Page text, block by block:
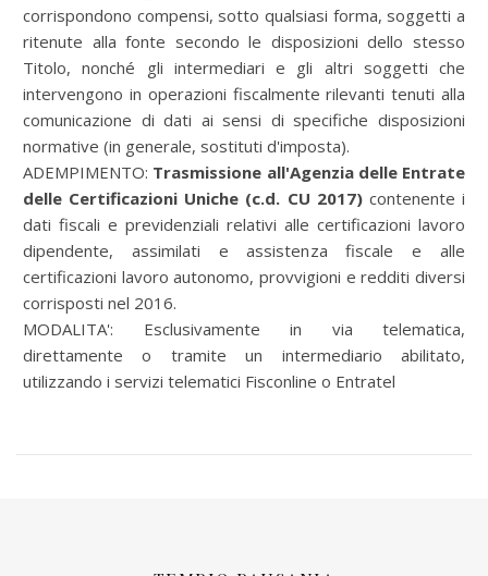
corrispondono compensi, sotto qualsiasi forma, soggetti a
ritenute alla fonte secondo le disposizioni dello stesso
Titolo, nonché gli intermediari e gli altri soggetti che
intervengono in operazioni fiscalmente rilevanti tenuti alla
comunicazione di dati ai sensi di specifiche disposizioni
normative (in generale, sostituti d'imposta).
ADEMPIMENTO: Trasmissione all'Agenzia delle Entrate
delle Certificazioni Uniche (c.d. CU 2017) contenente i
dati fiscali e previdenziali relativi alle certificazioni lavoro
dipendente, assimilati e assistenza fiscale e alle
certificazioni lavoro autonomo, provvigioni e redditi diversi
corrisposti nel 2016.
MODALITA': Esclusivamente in via telematica,
direttamente o tramite un intermediario abilitato,
utilizzando i servizi telematici Fisconline o Entratel